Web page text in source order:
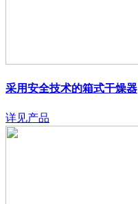
采用安全技术的箱式干燥器
详见产品